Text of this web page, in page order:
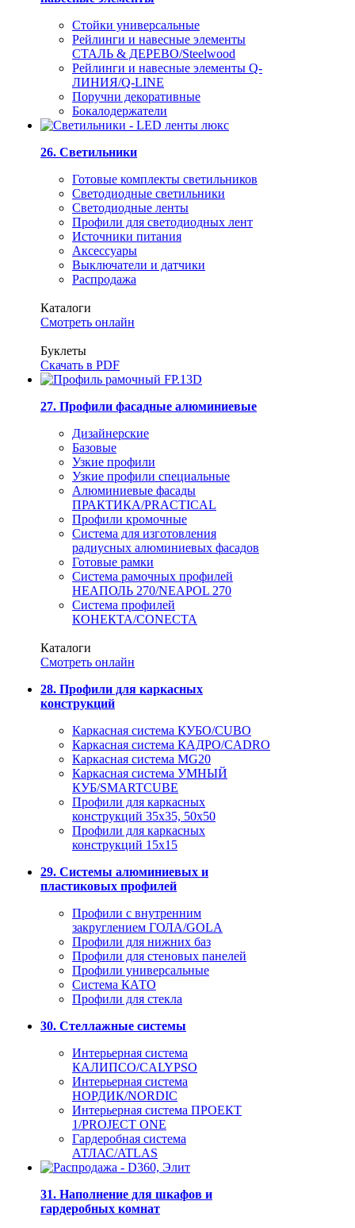
Стойки универсальные
Рейлинги и навесные элементы
СТАЛЬ & ДЕРЕВО/Steelwood
Рейлинги и навесные элементы Q-
ЛИНИЯ/Q-LINE
Поручни декоративные
Бокалодержатели
26. Светильники
Готовые комплекты светильников
Светодиодные светильники
Светодиодные ленты
Профили для светодиодных лент
Источники питания
Аксессуары
Выключатели и датчики
Распродажа
Каталоги
Смотреть онлайн
Буклеты
Скачать в PDF
27. Профили фасадные алюминиевые
Дизайнерские
Базовые
Узкие профили
Узкие профили специальные
Алюминиевые фасады
ПРАКТИКА/PRACTICAL
Профили кромочные
Система для изготовления
радиусных алюминиевых фасадов
Готовые рамки
Система рамочных профилей
НЕАПОЛЬ 270/NEAPOL 270
Система профилей
КОНЕКТА/CONECTA
Каталоги
Смотреть онлайн
28. Профили для каркасных
конструкций
Каркасная система КУБО/CUBO
Каркасная система КАДРО/CADRO
Каркасная система MG20
Каркасная система УМНЫЙ
КУБ/SMARTCUBE
Профили для каркасных
конструкций 35x35, 50x50
Профили для каркасных
конструкций 15х15
29. Системы алюминиевых и
пластиковых профилей
Профили с внутренним
закруглением ГОЛА/GOLA
Профили для нижних баз
Профили для стеновых панелей
Профили универсальные
Система КАТО
Профили для стекла
30. Стеллажные системы
Интерьерная система
КАЛИПСО/CALYPSO
Интерьерная система
НОРДИК/NORDIC
Интерьерная система ПРОЕКТ
1/PROJECT ONE
Гардеробная система
АТЛАС/ATLAS
31. Наполнение для шкафов и
гардеробных комнат